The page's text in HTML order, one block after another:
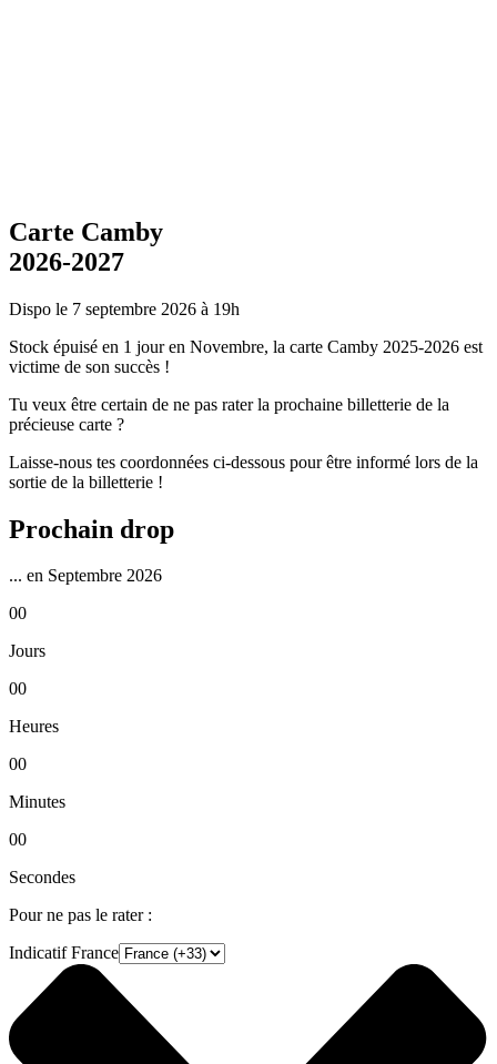
Carte Camby
2026-2027
Dispo le 7 septembre 2026 à 19h
Stock épuisé en 1 jour en Novembre, la carte Camby 2025-2026 est
victime de son succès !
Tu veux être certain de ne pas rater la prochaine billetterie de la
précieuse carte ?
Laisse-nous tes coordonnées ci-dessous pour être informé lors de la
sortie de la billetterie !
Prochain drop
... en Septembre 2026
00
Jours
00
Heures
00
Minutes
00
Secondes
Pour ne pas le rater :
Indicatif France